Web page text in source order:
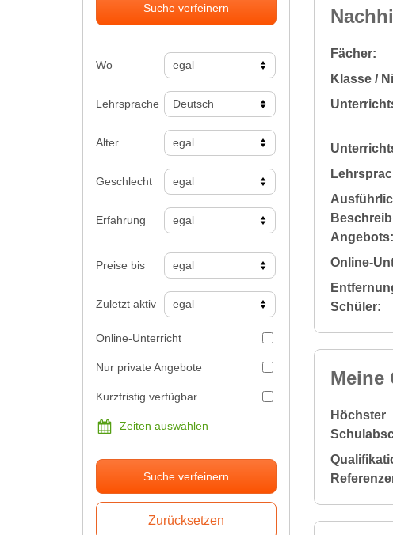
Suche verfeinern
Wo
Lehrsprache
Alter
Geschlecht
Erfahrung
Preise bis
Zuletzt aktiv
Online-Unterricht
Nur private Angebote
Kurzfristig verfügbar
Zeiten auswählen
Suche verfeinern
Fächer:
Klasse /
Angebots:
Online-
Schüler:
Meine
Höchster